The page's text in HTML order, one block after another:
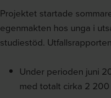
Projektet startade
egenmakten hos unga i
studiestöd.
Under perioden juni
med totalt cirka 2